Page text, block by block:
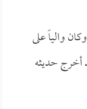
والياً على
حديثه